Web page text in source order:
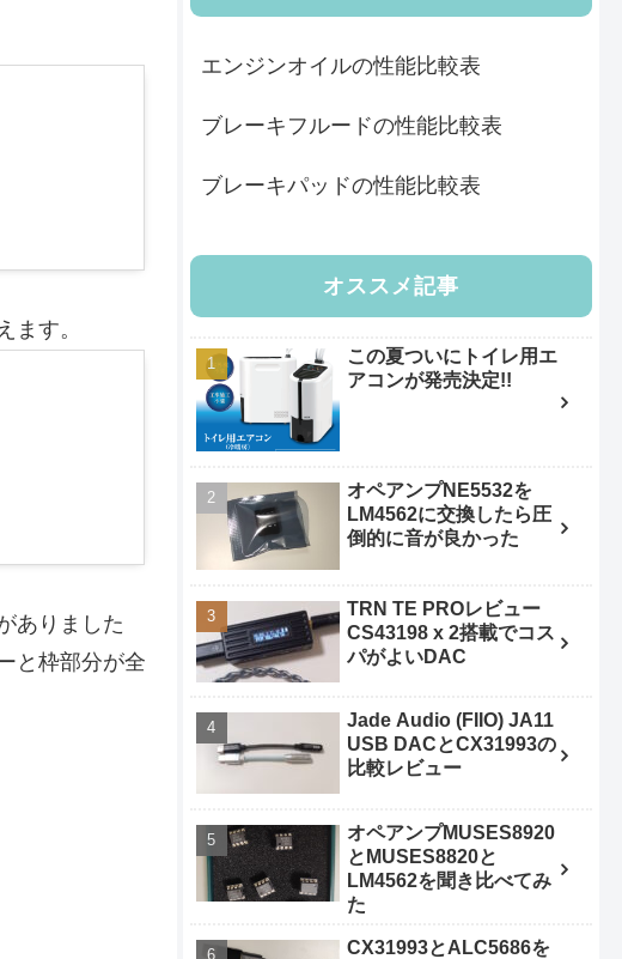
す。
ありました
と枠部分が全
エンジンオイルの性能比較表
ブレーキフルードの性能比較表
ブレーキパッドの性能比較表
オススメ記事
この夏ついにトイレ用エ
アコンが発売決定!!
オペアンプNE5532を
LM4562に交換したら圧
倒的に音が良かった
TRN TE PROレビュー
CS43198 x 2搭載でコス
パがよいDAC
Jade Audio (FIIO) JA11
USB DACとCX31993の
比較レビュー
オペアンプMUSES8920
とMUSES8820と
LM4562を聞き比べてみ
た
CX31993とALC5686を